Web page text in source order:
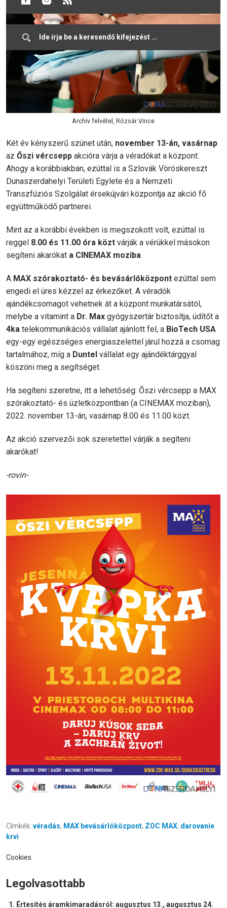
Archív felvétel, Rózsár Vince
Két év kényszerű szünet után, november 13-án, vasárnap
az Őszi vércsepp akcióra várja a véradókat a központ.
Ahogy a korábbiakban, ezúttal is a Szlovák Vöröskereszt
Dunaszerdahelyi Területi Egylete és a Nemzeti
Transzfúziós Szolgálat érsekújvári központja az akció fő
együttműködő partnerei.
Mint az a korábbi években is megszokott volt, ezúttal is
reggel 8.00 és 11.00 óra közt várják a vérükkel másokon
segíteni akarókat a CINEMAX moziba.
A MAX szórakoztató- és bevásárlóközpont ezúttal sem
engedi el üres kézzel az érkezőket. A véradók
ajándékcsomagot vehetnek át a központ munkatársától,
melybe a vitamint a Dr. Max gyógyszertár biztosítja, üdítőt a
4ka telekommunikációs vállalat ajánlott fel, a BioTech USA
egy-egy egészséges energiaszelettel járul hozzá a csomag
tartalmához, míg a Duntel vállalat egy ajándéktárggyal
köszöni meg a segítséget.
Ha segíteni szeretne, itt a lehetőség: Őszi vércsepp a MAX
szórakoztató- és üzletközpontban (a CINEMAX moziban),
2022. november 13-án, vasárnap 8.00 és 11.00 közt.
Az akció szervezői sok szeretettel várják a segíteni
akarókat!
-rovin-
Címkék: véradás, MAX bevásárlóközpont, ZOC MAX, darovanie
krvi
Cookies
Legolvasottabb
Értesítés áramkimaradásról: augusztus 13., augusztus 24.